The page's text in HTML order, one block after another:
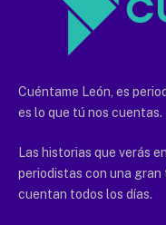
Cuéntame León, es
es lo que tú nos cuentas.
Las historias que verás
periodistas con una
cuentan todos los días.